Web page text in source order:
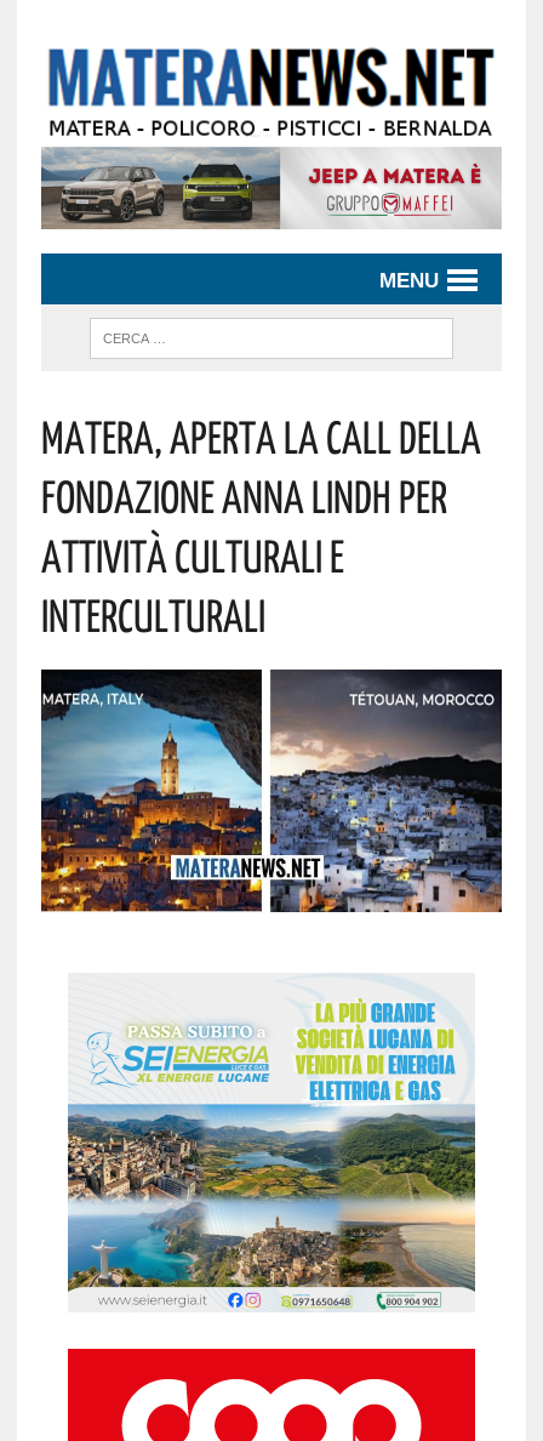
MENU
Matera, Aperta La Call Della
Fondazione Anna Lindh Per
Attività Culturali E
Interculturali